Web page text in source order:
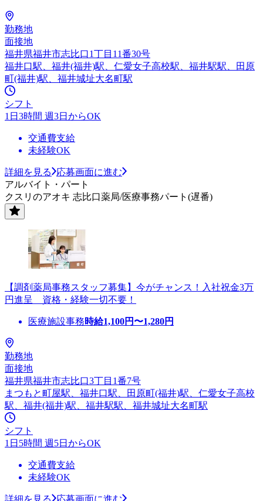
勤務地
面接地
福井県福井市志比口1丁目11番30号
福井口駅、福井(福井)駅、仁愛女子高校駅、福井駅駅、田原
町(福井)駅、福井城址大名町駅
シフト
1日3時間 週3日からOK
交通費支給
未経験OK
詳細を見る
応募画面に進む
アルバイト・パート
クスリのアオキ 志比口薬局/医療事務パート(遅番)
【調剤薬局事務スタッフ募集】今がチャンス！入社祝金3万
円進呈 資格・経験一切不要！
医療施設事務時給1,100円〜1,280円
勤務地
面接地
福井県福井市志比口3丁目1番7号
まつもと町屋駅、福井口駅、田原町(福井)駅、仁愛女子高校
駅、福井(福井)駅、福井駅駅、福井城址大名町駅
シフト
1日5時間 週5日からOK
交通費支給
未経験OK
詳細を見る 応募画面に進む